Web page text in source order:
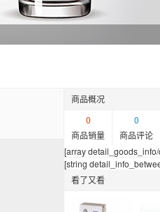
商品概况
0
商品销量
0
商品评论
[array
[string
看了又看